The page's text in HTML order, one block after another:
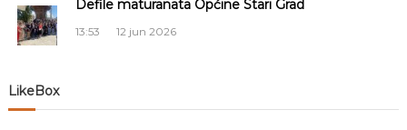
a
a
Defile maturanata Općine Stari Grad
13:53 12 jun 2026
LikeBox